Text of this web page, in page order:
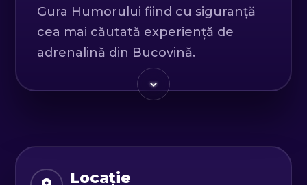
Gura Humorului fiind cu siguranță
cea mai căutată experiență de
adrenalină din Bucovină.
Mii de amatori de adrenalină
„zboară” peste Râul Moldova în
18 metri apoi trece pe lângă Piatra
Locație